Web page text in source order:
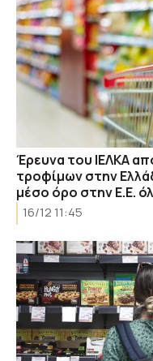
Έρευνα του ΙΕΛΚΑ
τροφίμων στην
μέσο όρο στην Ε.Ε.
16/12 11:45